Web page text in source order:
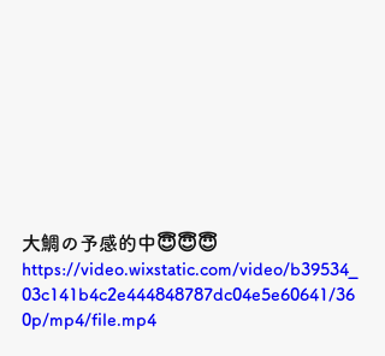
大鯛の予感的中😇😇😇
https://video.wixstatic.com/video/b39534_
03c141b4c2e444848787dc04e5e60641/36
0p/mp4/file.mp4